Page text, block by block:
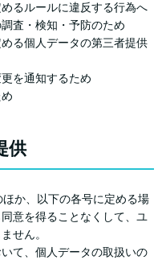
るルールに違反する行為へ
査・検知・予防のため
る個人データの第三者提供
を通知するため
供
か、以下の各号に定める場
意を得ることなくして、ユ
せん。
て、個人データの取扱いの